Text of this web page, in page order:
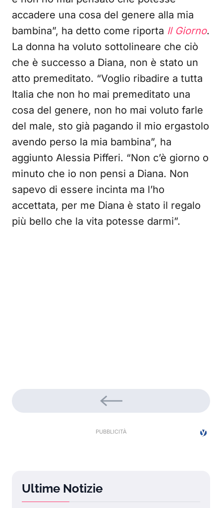
accadere una cosa del genere alla mia
bambina”, ha detto come riporta Il Giorno.
La donna ha voluto sottolineare che ciò
che è successo a Diana, non è stato un
atto premeditato. “Voglio ribadire a tutta
Italia che non ho mai premeditato una
cosa del genere, non ho mai voluto farle
del male, sto già pagando il mio ergastolo
avendo perso la mia bambina”, ha
aggiunto Alessia Pifferi. “Non c’è giorno o
minuto che io non pensi a Diana. Non
sapevo di essere incinta ma l’ho
accettata, per me Diana è stato il regalo
più bello che la vita potesse darmi”.
Ultime Notizie